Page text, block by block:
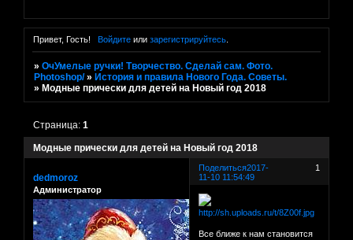
Привет, Гость! Войдитеили зарегистрируйтесь.
»ОчУмелые ручки! Творчество. Сделай сам. Фото.
Photoshop/ » История и правила Нового Года. Советы.
» Модные прически для детей на Новый год 2018
Модные прически для детей на Новый год 2018
Страница:1
Поделиться 1
2017-
11-10 11:54:49
dedmoroz
Администратор
Все ближе к нам становится